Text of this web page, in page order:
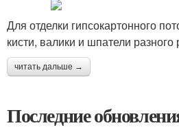
Для отделки гипсокартонного
кисти, валики и шпатели разного
читать дальше →
Последние